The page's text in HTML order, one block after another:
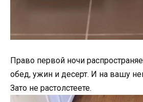
Право первой ночи
обед, ужин и десерт. И на вашу
Зато не растолстеете.